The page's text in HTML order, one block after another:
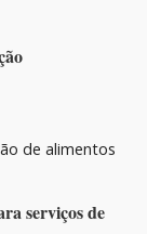
de alimentos
serviços de